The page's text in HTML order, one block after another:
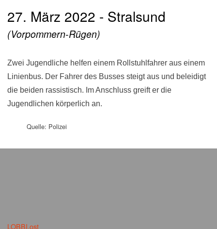
27. März 2022 - Stralsund
(Vorpommern-Rügen)
Zwei Jugendliche helfen einem Rollstuhlfahrer aus einem
Linienbus. Der Fahrer des Busses steigt aus und beleidigt
die beiden rassistisch. Im Anschluss greift er die
Jugendlichen körperlich an.
Quelle: Polizei
LOBBI.ost